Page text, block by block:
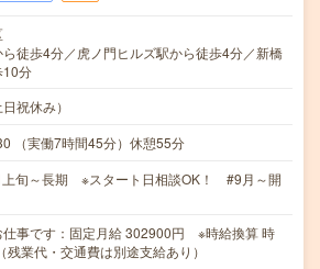
ら徒歩4分／虎ノ門ヒルズ駅から徒歩4分／新橋
10分
祝休み）
（実働7時間45分）休憩55分
上旬～長期 ※スタート日相談OK！ #9月～開
仕事です：固定月給 302900円 ※時給換算 時
残業代・交通費は別途支給あり）